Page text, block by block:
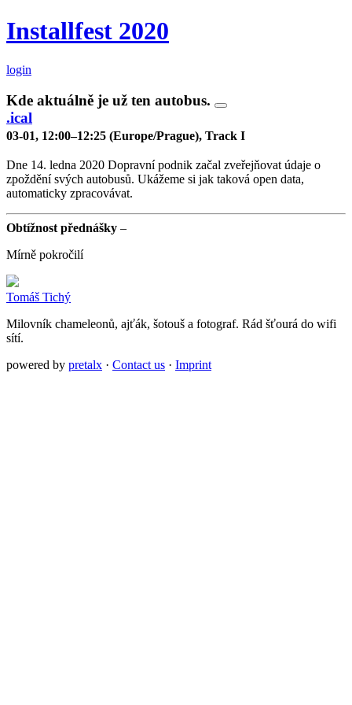
Installfest 2020
login
Kde aktuálně je už ten autobus.
.ical
03-01, 12:00–12:25 (Europe/Prague), Track I
Dne 14. ledna 2020 Dopravní podnik začal zveřejňovat údaje o
zpoždění svých autobusů. Ukážeme si jak taková open data,
automaticky zpracovávat.
Obtížnost přednášky –
Mírně pokročilí
Tomáš Tichý
Milovník chameleonů, ajťák, šotouš a fotograf. Rád šťourá do wifi
sítí.
powered by pretalx · Contact us · Imprint